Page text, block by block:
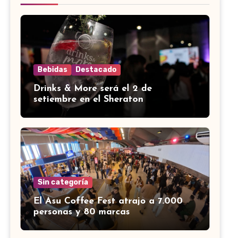
Bebidas Destacado
Drinks & More será el 2 de
setiembre en el Sheraton
Sin categoría
El Asu Coffee Fest atrajo a 7.000
personas y 80 marcas